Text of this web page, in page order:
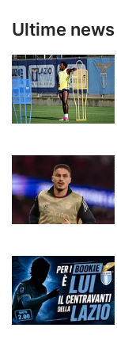
Ultime news